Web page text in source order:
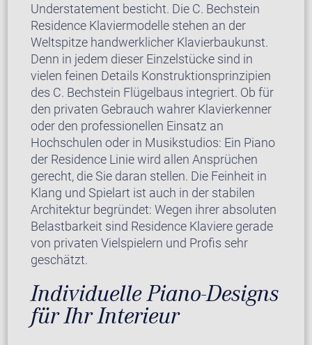
Understatement besticht. Die C. Bechstein
Residence Klaviermodelle stehen an der
Weltspitze handwerklicher Klavierbaukunst.
Denn in jedem dieser Einzelstücke sind in
vielen feinen Details Konstruktionsprinzipien
des C. Bechstein Flügelbaus integriert. Ob für
den privaten Gebrauch wahrer Klavierkenner
oder den professionellen Einsatz an
Hochschulen oder in Musikstudios: Ein Piano
der Residence Linie wird allen Ansprüchen
gerecht, die Sie daran stellen. Die Feinheit in
Klang und Spielart ist auch in der stabilen
Architektur begründet: Wegen ihrer absoluten
Belastbarkeit sind Residence Klaviere gerade
von privaten Vielspielern und Profis sehr
geschätzt.
Individuelle Piano-Designs
für Ihr Interieur